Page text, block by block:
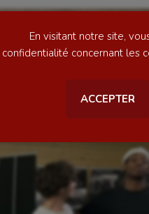
En visitant notre site,
confidentialité concernant les
ACCEPTER
rythmique